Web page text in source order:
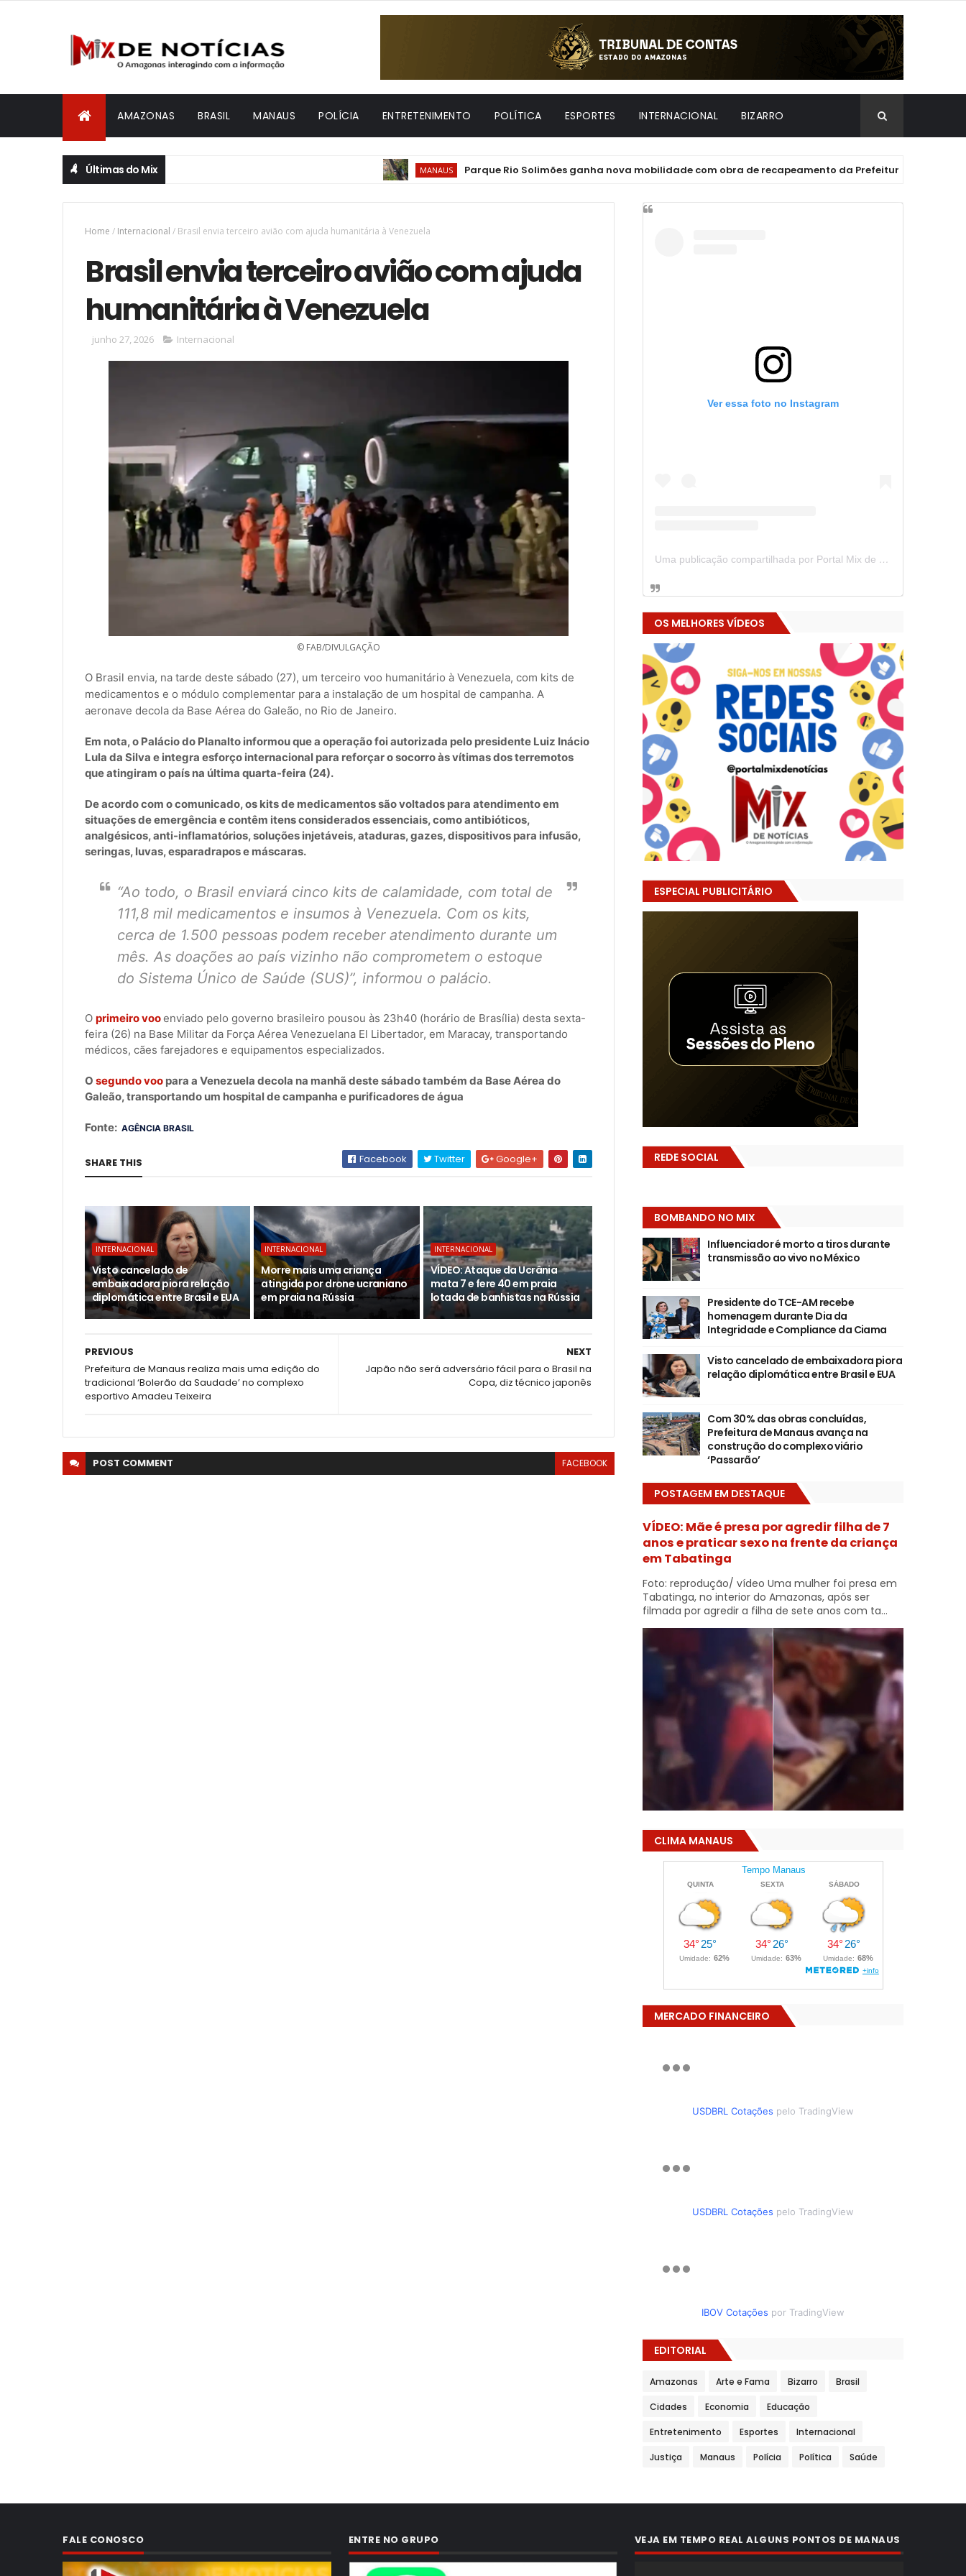
AMAZONAS BRASIL MANAUS POLÍCIA ENTRETENIMENTO POLÍTICA ESPORTES INTERNACIONAL BIZARRO
Últimas do Mix MANAUS Parque Rio Solimões ganha nova mobilidade com obra de recapeamento da Prefeitura de Manaus
Home / Internacional / Brasil envia terceiro avião com ajuda humanitária à Venezuela
Brasil envia terceiro avião com ajuda
humanitária à Venezuela
junho 27, 2026 Internacional
© FAB/DIVULGAÇÃO
O Brasil envia, na tarde deste sábado (27), um terceiro voo humanitário à Venezuela, com kits de
medicamentos e o módulo complementar para a instalação de um hospital de campanha. A
aeronave decola da Base Aérea do Galeão, no Rio de Janeiro.
Em nota, o Palácio do Planalto informou que a operação foi autorizada pelo presidente Luiz Inácio
Lula da Silva e integra esforço internacional para reforçar o socorro às vítimas dos terremotos
que atingiram o país na última quarta-feira (24).
De acordo com o comunicado, os kits de medicamentos são voltados para atendimento em
situações de emergência e contêm itens considerados essenciais, como antibióticos,
analgésicos, anti-inflamatórios, soluções injetáveis, ataduras, gazes, dispositivos para infusão,
seringas, luvas, esparadrapos e máscaras.
“Ao todo, o Brasil enviará cinco kits de calamidade, com total de
111,8 mil medicamentos e insumos à Venezuela. Com os kits,
cerca de 1.500 pessoas podem receber atendimento durante um
mês. As doações ao país vizinho não comprometem o estoque
do Sistema Único de Saúde (SUS)”, informou o palácio.
O primeiro vooenviado pelo governo brasileiro pousou às 23h40 (horário de Brasília) desta sexta-
feira (26) na Base Militar da Força Aérea Venezuelana El Libertador, em Maracay, transportando
médicos, cães farejadores e equipamentos especializados.
O segundo voo para a Venezuela decola na manhã deste sábado também da Base Aérea do
Galeão, transportando um hospital de campanha e purificadores de água
Fonte: AGÊNCIA BRASIL
SHARE THIS Facebook Twitter Google+
INTERNACIONAL
Visto cancelado de
embaixadora piora relação
diplomática entre Brasil e EUA
INTERNACIONAL
Morre mais uma criança
atingida por drone ucraniano
em praia na Rússia
INTERNACIONAL
VÍDEO: Ataque da Ucrânia
mata 7 e fere 40 em praia
lotada de banhistas na Rússia
NEXT
Japão não será adversário fácil para o Brasil na
Copa, diz técnico japonês
PREVIOUS
Prefeitura de Manaus realiza mais uma edição do
tradicional ‘Bolerão da Saudade’ no complexo
esportivo Amadeu Teixeira
POST COMMENT FACEBOOK
Ver essa foto no Instagram
Uma publicação compartilhada por Portal Mix de Notícias (@portalmixdenoticias)
OS MELHORES VÍDEOS
ESPECIAL PUBLICITÁRIO
REDE SOCIAL
BOMBANDO NO MIX
Influenciador é morto a tiros durante
transmissão ao vivo no México
Presidente do TCE-AM recebe
homenagem durante Dia da
Integridade e Compliance da Ciama
Visto cancelado de embaixadora piora
relação diplomática entre Brasil e EUA
Com 30% das obras concluídas,
Prefeitura de Manaus avança na
construção do complexo viário
‘Passarão’
POSTAGEM EM DESTAQUE
VÍDEO: Mãe é presa por agredir filha de 7
anos e praticar sexo na frente da criança
em Tabatinga
Foto: reprodução/ vídeo Uma mulher foi presa em
Tabatinga, no interior do Amazonas, após ser
filmada por agredir a filha de sete anos com ta...
CLIMA MANAUS
MERCADO FINANCEIRO
USDBRL Cotações pelo TradingView
USDBRL Cotações pelo TradingView
IBOV Cotações por TradingView
EDITORIAL
Amazonas Arte e Fama Bizarro Brasil
Cidades Economia Educação
Entretenimento Esportes Internacional
Justiça Manaus Polícia Política Saúde
FALE CONOSCO ENTRE NO GRUPO VEJA EM TEMPO REAL ALGUNS PONTOS DE MANAUS